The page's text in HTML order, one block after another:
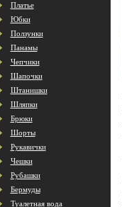
Платье
Юбки
Ползунки
Панамы
Чепчики
Шапочки
Штанишки
Шляпки
Брюки
Шорты
Рукавички
Чешки
Рубашки
Бермуды
Туалетная вода